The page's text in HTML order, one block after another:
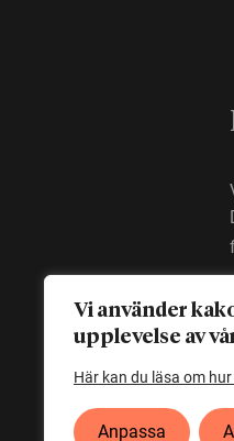
Vi använder
upplevelse av
Här kan du läsa om
Anpassa